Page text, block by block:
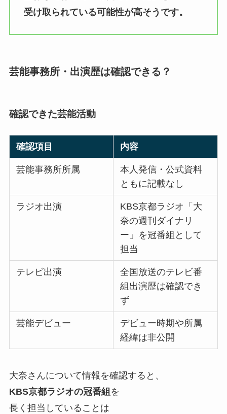
受け取られている可能性が高そうです。
芸能事務所・出演歴は確認できる？
確認できた芸能活動
確認項目 内容
芸能事務所所属
本人発信・公式資料
ともに記載なし
ラジオ出演
KBS京都ラジオ「大
奈の週刊ダイナリ
ー」を冠番組として
担当
テレビ出演
全国放送のテレビ番
組出演歴は確認でき
ず
芸能デビュー
デビュー時期や所属
経緯は非公開
大奈さんについて情報を確認すると、
KBS京都ラジオの冠番組 を
長く担当していることは